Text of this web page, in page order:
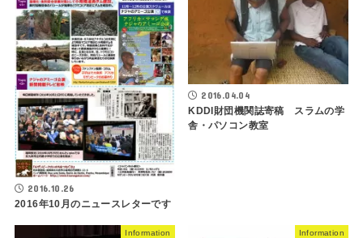
2016.10.26
2016年10月のニュースレターです
2016.04.04
KDDI財団機関誌寄稿 スラムの学
舎・パソコン教室
Information Information